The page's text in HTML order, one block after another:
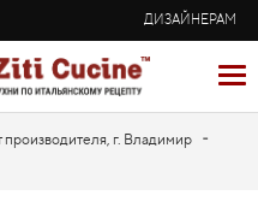
ДИЗАЙНЕРАМ
г. Владимир -